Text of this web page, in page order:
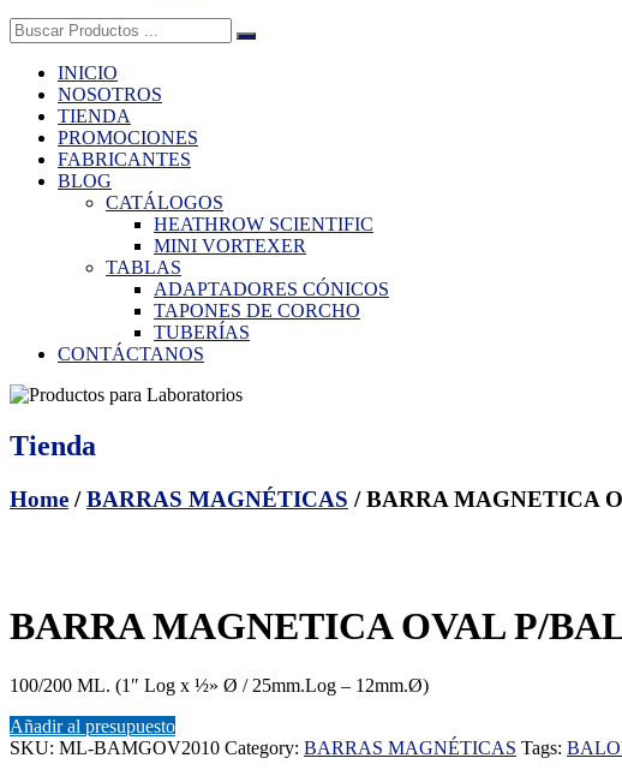
Buscar:
INICIO
NOSOTROS
TIENDA
PROMOCIONES
FABRICANTES
BLOG
CATÁLOGOS
HEATHROW SCIENTIFIC
MINI VORTEXER
TABLAS
ADAPTADORES CÓNICOS
TAPONES DE CORCHO
TUBERÍAS
CONTÁCTANOS
Tienda
Home /BARRAS MAGNÉTICAS / BARRA MAGNETICA
BARRA MAGNETICA OVAL P/
100/200 ML. (1″ Log x ½» Ø / 25mm.Log – 12mm.Ø)
Añadir al presupuesto
SKU: ML-BAMGOV2010 Category: BARRAS MAGNÉTICAS Tags: